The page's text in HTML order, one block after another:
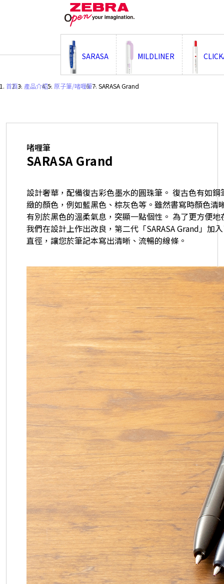
SARASA MILDLINER
首頁・ 產品介紹・ 原子筆/啫喱筆・ SARASA Grand
啫喱筆
SARASA Grand
設計奢華，配備復古彩色墨水的圓珠筆。 復古色有如
緻的顏色，例如藍黑色、棕灰色等。雖然書寫時顏色清
有別於黑色的溫柔氣息，突顯一點個性。 為了更方便
我們在設計上作出改良，第二代「SARASA Grand」加
直徑，讓您於筆記本寫出清晰、流暢的線條。